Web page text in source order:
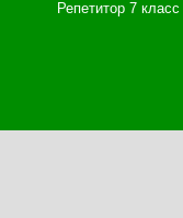
Репетитор 7 класс